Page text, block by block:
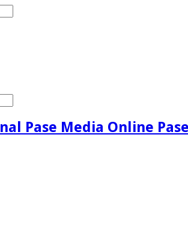
Pase Media Online Pase